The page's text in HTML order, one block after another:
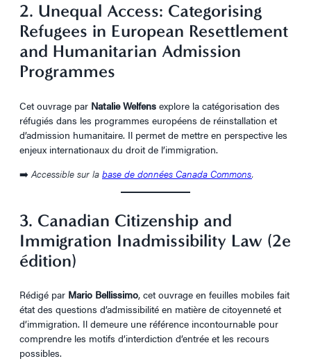
2. Unequal Access: Categorising
Refugees in European Resettlement
and Humanitarian Admission
Programmes
Cet ouvrage par Natalie Welfens explore la catégorisation des
réfugiés dans les programmes européens de réinstallation et
d’admission humanitaire. Il permet de mettre en perspective les
enjeux internationaux du droit de l’immigration.
➡️Accessible sur la base de données Canada Commons.
3. Canadian Citizenship and
Immigration Inadmissibility Law (2e
édition)
Rédigé par Mario Bellissimo, cet ouvrage en feuilles mobiles fait
état des questions d’admissibilité en matière de citoyenneté et
d’immigration. Il demeure une référence incontournable pour
comprendre les motifs d’interdiction d’entrée et les recours
possibles.